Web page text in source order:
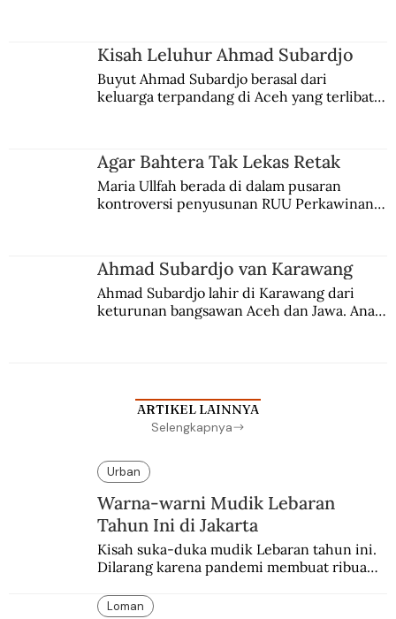
Kisah Leluhur Ahmad Subardjo
Buyut Ahmad Subardjo berasal dari
keluarga terpandang di Aceh yang terlibat
Agar Bahtera Tak Lekas Retak
Maria Ullfah berada di dalam pusaran
kontroversi penyusunan RUU Perkawinan.
Ahmad Subardjo van Karawang
Ahmad Subardjo lahir di Karawang dari
keturunan bangsawan Aceh dan Jawa. Anak
ARTIKEL LAINNYA
Selengkapnya
Urban
Warna-warni Mudik Lebaran
Tahun Ini di Jakarta
Kisah suka-duka mudik Lebaran tahun ini.
Dilarang karena pandemi membuat ribuan
kampung lebih awal.
Loman